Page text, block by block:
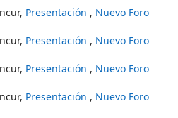
Presentación , Nuevo Foro
Presentación , Nuevo Foro
Presentación , Nuevo Foro
Presentación , Nuevo Foro